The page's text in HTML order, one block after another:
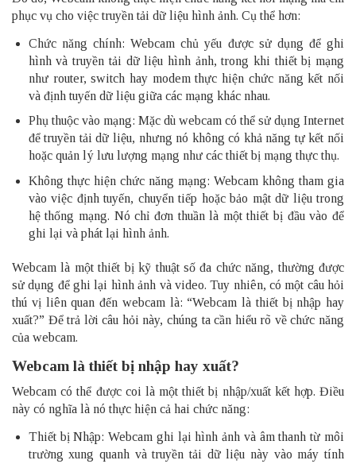
phục vụ cho việc truyền tải dữ liệu hình ảnh. Cụ thể hơn:
Chức năng chính: Webcam chủ yếu được sử dụng để ghi
hình và truyền tải dữ liệu hình ảnh, trong khi thiết bị mạng
như router, switch hay modem thực hiện chức năng kết nối
và định tuyến dữ liệu giữa các mạng khác nhau.
Phụ thuộc vào mạng: Mặc dù webcam có thể sử dụng Internet
để truyền tải dữ liệu, nhưng nó không có khả năng tự kết nối
hoặc quản lý lưu lượng mạng như các thiết bị mạng thực thụ.
Không thực hiện chức năng mạng: Webcam không tham gia
vào việc định tuyến, chuyển tiếp hoặc bảo mật dữ liệu trong
hệ thống mạng. Nó chỉ đơn thuần là một thiết bị đầu vào để
ghi lại và phát lại hình ảnh.
Webcam là một thiết bị kỹ thuật số đa chức năng, thường được
sử dụng để ghi lại hình ảnh và video. Tuy nhiên, có một câu hỏi
thú vị liên quan đến webcam là: “Webcam là thiết bị nhập hay
xuất?” Để trả lời câu hỏi này, chúng ta cần hiểu rõ về chức năng
của webcam.
Webcam là thiết bị nhập hay xuất?
Webcam có thể được coi là một thiết bị nhập/xuất kết hợp. Điều
này có nghĩa là nó thực hiện cả hai chức năng:
Thiết bị Nhập: Webcam ghi lại hình ảnh và âm thanh từ môi
trường xung quanh và truyền tải dữ liệu này vào máy tính